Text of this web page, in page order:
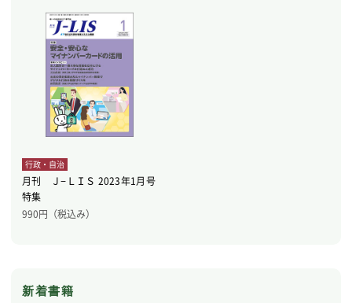
行政・自治
月刊 Ｊ−ＬＩＳ 2023年1月号
特集
990円（税込み）
新着書籍